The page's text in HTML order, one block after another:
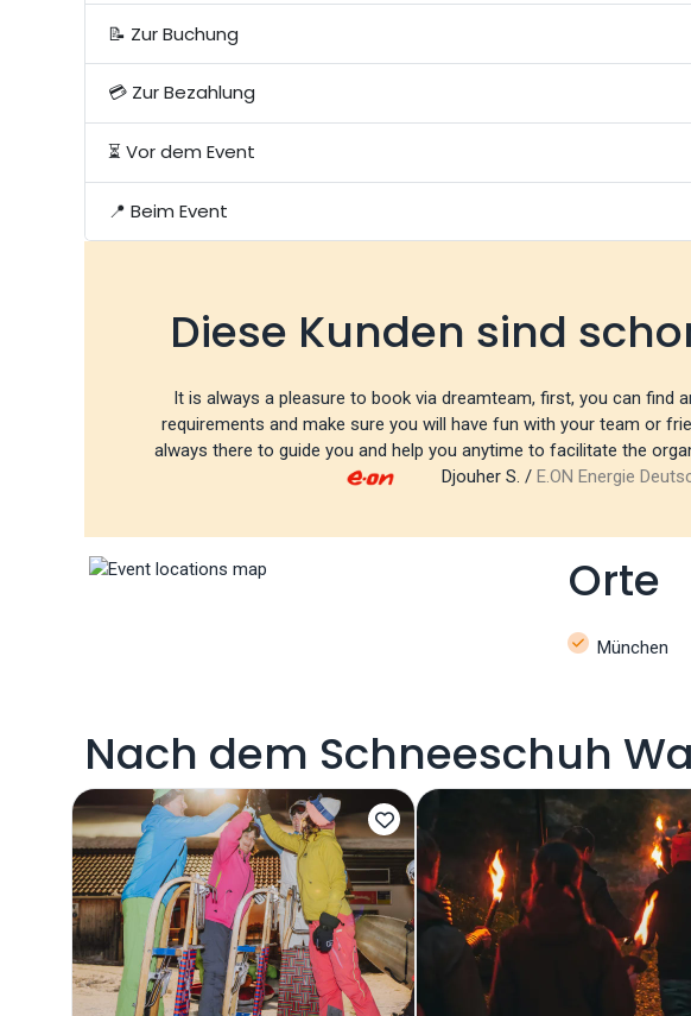
📝 Zur Buchung
💳 Zur Bezahlung
⏳ Vor dem Event
📍 Beim Event
Diese Kunden sind
It is always a pleasure to book via dreamteam, first, you can find
requirements and make sure you will have fun with your team or
always there to guide you and help you anytime to facilitate the
Djouher S. / E.ON Energie
Orte
München
Nach dem Schneeschuh